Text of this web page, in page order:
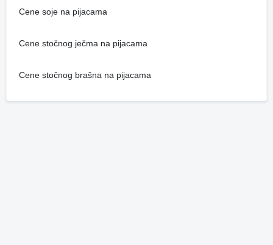
Cene soje na pijacama
Cene stočnog ječma na pijacama
Cene stočnog brašna na pijacama